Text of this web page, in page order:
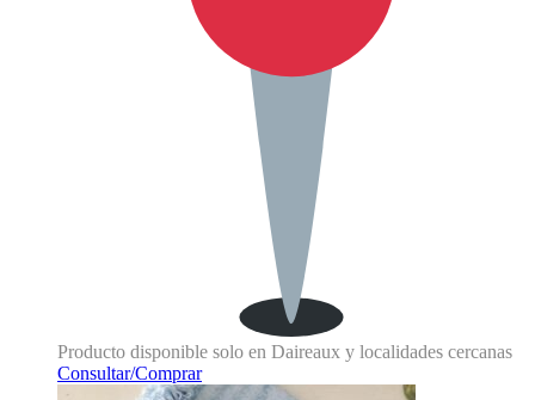
Producto disponible solo en Daireaux y localidades cercanas
Consultar/Comprar